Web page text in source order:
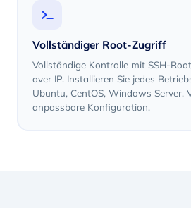
Vollständiger Root-Zugriff
Vollständige Kontrolle mit SSH-
over IP. Installieren Sie jedes
Ubuntu, CentOS, Windows Server.
anpassbare Konfiguration.